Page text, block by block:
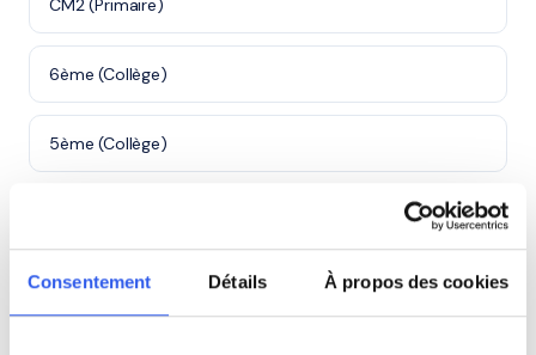
Consentement Détails À propos des cookies
CM2 (Primaire)
6ème (Collège)
5ème (Collège)
3ème (Collège)